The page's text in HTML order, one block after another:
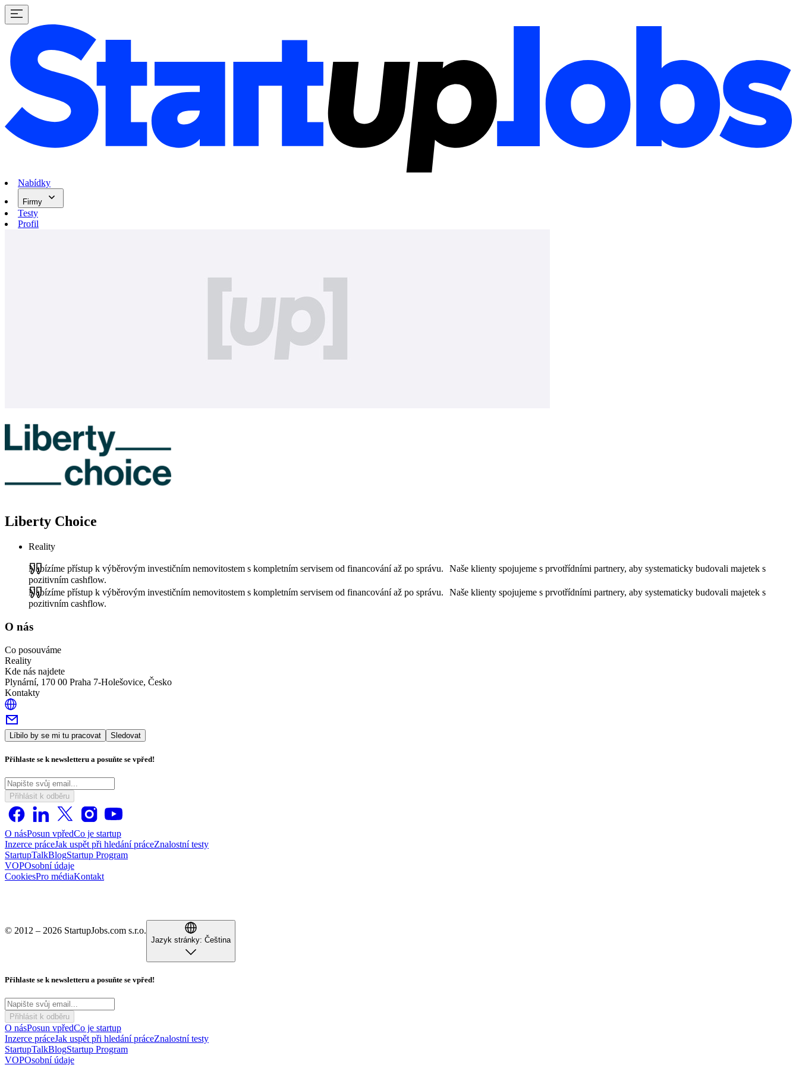
Nabídky
Firmy
Testy
Profil
Liberty Choice
Reality
Nabízíme přístup k výběrovým investičním nemovitostem s kompletním servisem od financování až po správu. Naše klienty spojujeme s prvotřídními partnery, aby systematicky budovali majetek s
pozitivním cashflow.
Nabízíme přístup k výběrovým investičním nemovitostem s kompletním servisem od financování až po správu. Naše klienty spojujeme s prvotřídními partnery, aby systematicky budovali majetek s
pozitivním cashflow.
O nás
Co posouváme
Reality
Kde nás najdete
Plynární, 170 00 Praha 7-Holešovice, Česko
Kontakty
Líbilo by se mi tu pracovat Sledovat
Přihlaste se k newsletteru a posuňte se vpřed!
Přihlásit k odběru
O násPosun vpředCo je startup
Inzerce práceJak uspět při hledání práceZnalostní testy
StartupTalkBlogStartup Program
VOPOsobní údaje
CookiesPro médiaKontakt
© 2012 – 2026 StartupJobs.com s.r.o.
Jazyk stránky: Čeština
Přihlaste se k newsletteru a posuňte se vpřed!
Přihlásit k odběru
O násPosun vpředCo je startup
Inzerce práceJak uspět při hledání práceZnalostní testy
StartupTalkBlogStartup Program
VOPOsobní údaje